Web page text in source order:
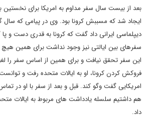
بعد از بیست سال سفر مداوم به امریکا برای نخستین
ایجاد شد که مسببش کرونا بود. وی در پیامی که سال
دیپلماسی ایرانی داد گفت که کرونا به قدری دست و
سفرهای بین ایالتی نیز وجود نداشت برای همین هیچ
این سفر تحقق نیافت و برای همین از اساس سفر را
فروکش کردن کرونا، او به ایالات متحده رفت و
امریکایی گفت وگو کند. قبل و بعد از سفر با او در
هم داشتیم سلسله یادداشت های مربوط به ایالات
داد.